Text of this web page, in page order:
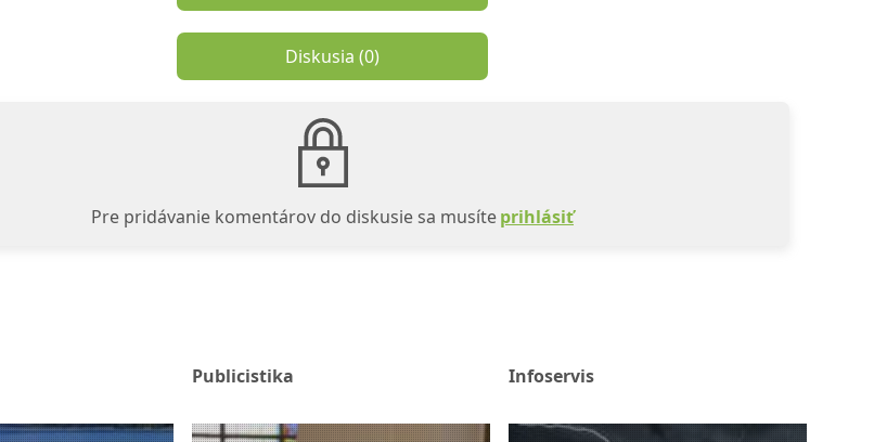
Diskusia (0)
Pre pridávanie komentárov do diskusie sa musíteprihlásiť
Publicistika Infoservis